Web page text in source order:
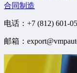
合同制造
电话：+7 (812) 601-
邮箱：
文章